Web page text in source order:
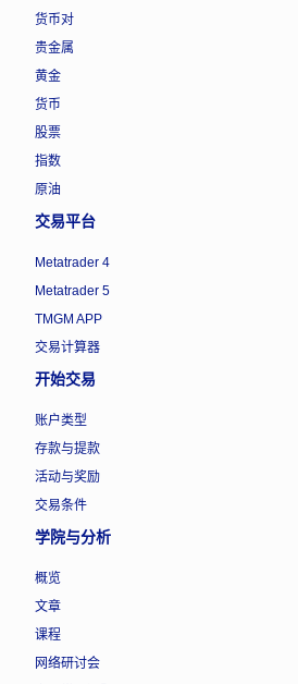
货币对
贵金属
黄金
货币
股票
指数
原油
交易平台
Metatrader 4
Metatrader 5
TMGM APP
交易计算器
开始交易
账户类型
存款与提款
活动与奖励
交易条件
学院与分析
概览
文章
课程
网络研讨会